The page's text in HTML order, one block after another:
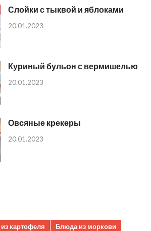
Слойки с тыквой и яблоками
20.01.2023
Куриный бульон с вермишелью
20.01.2023
Овсяные крекеры
20.01.2023
картофеля
Блюда из моркови